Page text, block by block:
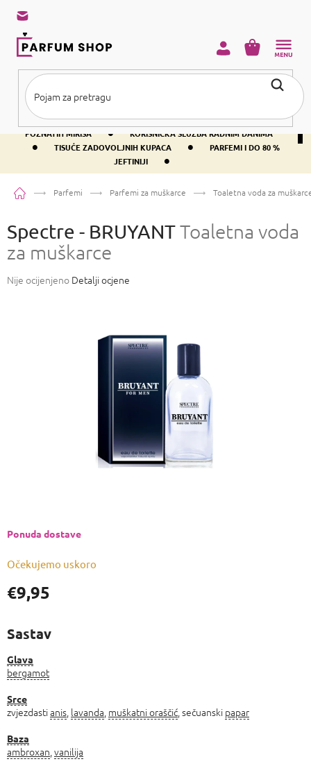
sadržaj
BESPLATNA DOSTAVA IZNAD PRIBLIŽNO 37 € •
400+ SVJETSKI
POZNATIH MIRISA
• KORISNIČKA SLUŽBA RADNIM DANIMA
• TISUĆE ZADOVOLJNIH KUPACA •
PARFEMI I DO 80 %
JEFTINIJI
•
KOŠARICA
PočetnaParfemi Parfemi za muškarce Toaletna voda za
Spectre - BRUYANTToaletna voda
za muškarce
Prosječna
Nije ocijenjeno Detalji ocjene
€9,95
Izmjeri
Očekujemo uskoro
Ponuda dostave
Sastav
Glava
bergamot
Srce
zvjezdastianis lavanda muškatni oraščić , sečuanski papar
Baza
ambroxan vanilija